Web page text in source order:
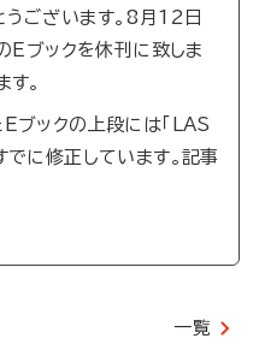
ございます。8月12日
Eブックを休刊に致しま
す。
ックの上段には「LAS
でに修正しています。記事
一覧